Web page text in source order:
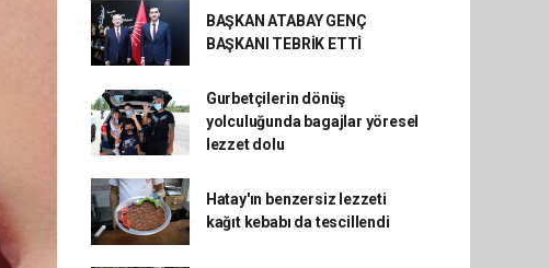
BAŞKAN ATABAY GENÇ
BAŞKANI TEBRİK ETTİ
Gurbetçilerin dönüş
yolculuğunda bagajlar yöresel
lezzet dolu
Hatay'ın benzersiz lezzeti
kağıt kebabı da tescillendi